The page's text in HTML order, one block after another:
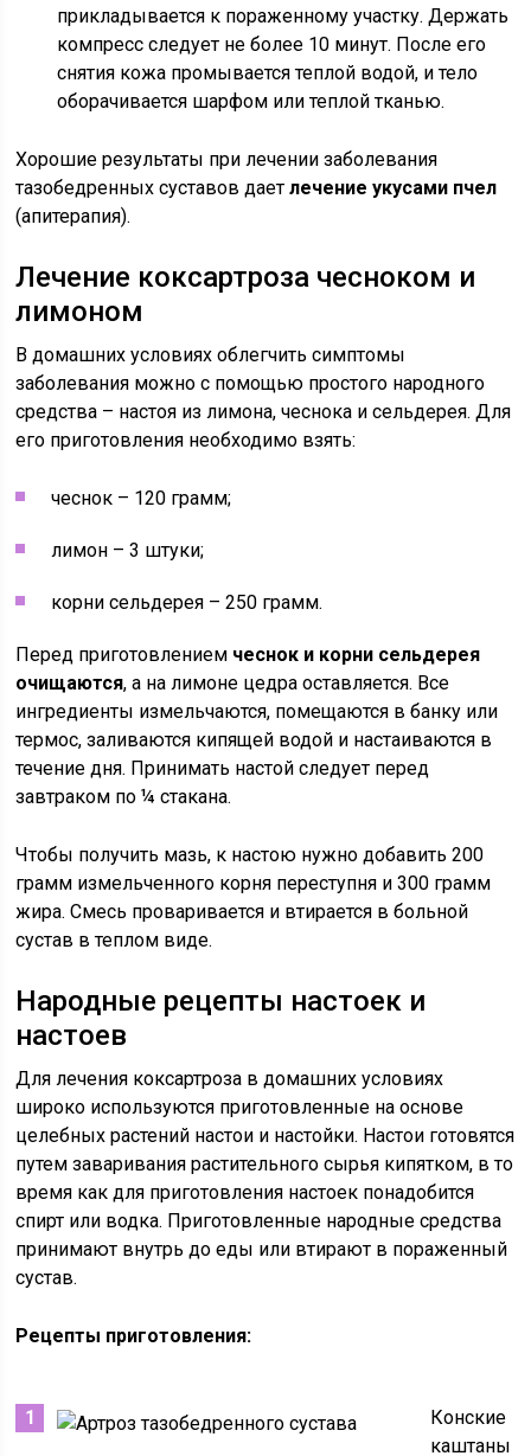
прикладывается к пораженному участку. Держать
компресс следует не более 10 минут. После его
снятия кожа промывается теплой водой, и тело
оборачивается шарфом или теплой тканью.
Хорошие результаты при лечении заболевания
тазобедренных суставов даетлечение укусами пчел
(апитерапия).
Лечение коксартроза чесноком и
лимоном
В домашних условиях облегчить симптомы
заболевания можно с помощью простого народного
средства – настоя из лимона, чеснока и сельдерея. Для
его приготовления необходимо взять:
чеснок – 120 грамм;
лимон – 3 штуки;
корни сельдерея – 250 грамм.
Перед приготовлением чеснок и корни сельдерея
очищаются, а на лимоне цедра оставляется. Все
ингредиенты измельчаются, помещаются в банку или
термос, заливаются кипящей водой и настаиваются в
течение дня. Принимать настой следует перед
завтраком по ¼ стакана.
Чтобы получить мазь, к настою нужно добавить 200
грамм измельченного корня переступня и 300 грамм
жира. Смесь проваривается и втирается в больной
сустав в теплом виде.
Народные рецепты настоек и
настоев
Для лечения коксартроза в домашних условиях
широко используются приготовленные на основе
целебных растений настои и настойки. Настои готовятся
путем заваривания растительного сырья кипятком, в то
время как для приготовления настоек понадобится
спирт или водка. Приготовленные народные средства
принимают внутрь до еды или втирают в пораженный
сустав.
Рецепты приготовления:
Конские
каштаны